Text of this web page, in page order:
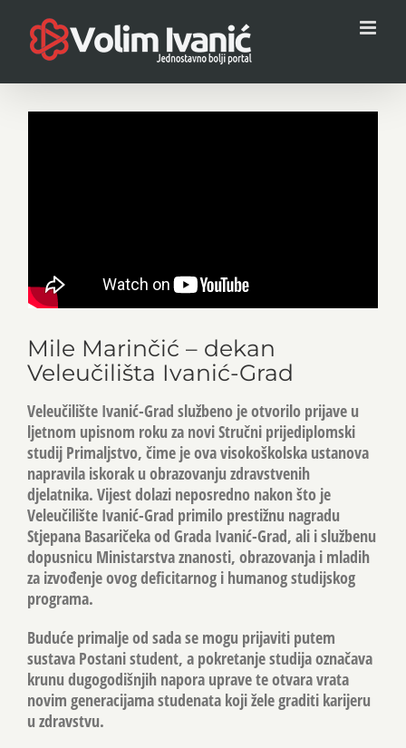
content
Mile Marinčić – dekan
Veleučilišta Ivanić-Grad
Veleučilište Ivanić-Grad službeno je otvorilo prijave u
ljetnom upisnom roku za novi Stručni prijediplomski
studij Primaljstvo, čime je ova visokoškolska ustanova
napravila iskorak u obrazovanju zdravstvenih
djelatnika. Vijest dolazi neposredno nakon što je
Veleučilište Ivanić-Grad primilo prestižnu nagradu
Stjepana Basaričeka od Grada Ivanić-Grad, ali i službenu
dopusnicu Ministarstva znanosti, obrazovanja i mladih
za izvođenje ovog deficitarnog i humanog studijskog
programa.
Buduće primalje od sada se mogu prijaviti putem
sustava Postani student, a pokretanje studija označava
krunu dugogodišnjih napora uprave te otvara vrata
novim generacijama studenata koji žele graditi karijeru
u zdravstvu.